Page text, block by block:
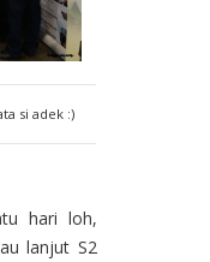
si adek :)
hari loh,
lanjut S2